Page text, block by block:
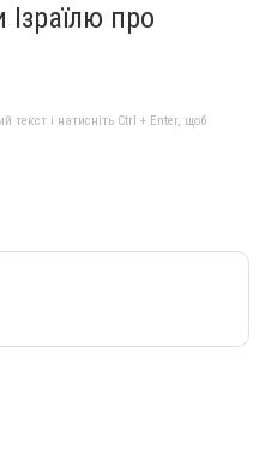
про
текст і натисніть Ctrl + Enter, щоб